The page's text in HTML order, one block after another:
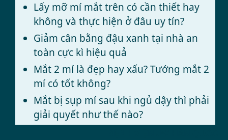
Lấy mỡ mí mắt trên có cần thiết hay
không và thực hiện ở đâu uy tín?
Giảm cân bằng đậu xanh tại nhà an
toàn cực kì hiệu quả
Mắt 2 mí là đẹp hay xấu? Tướng mắt 2
mí có tốt không?
Mắt bị sụp mí sau khi ngủ dậy thì phải
giải quyết như thế nào?